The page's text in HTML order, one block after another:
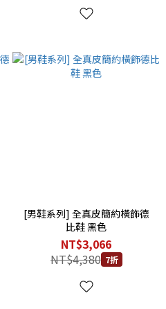
[男鞋系列] 全真皮簡約橫飾德
比鞋 黑色
NT$3,066
NT$4,380 7折